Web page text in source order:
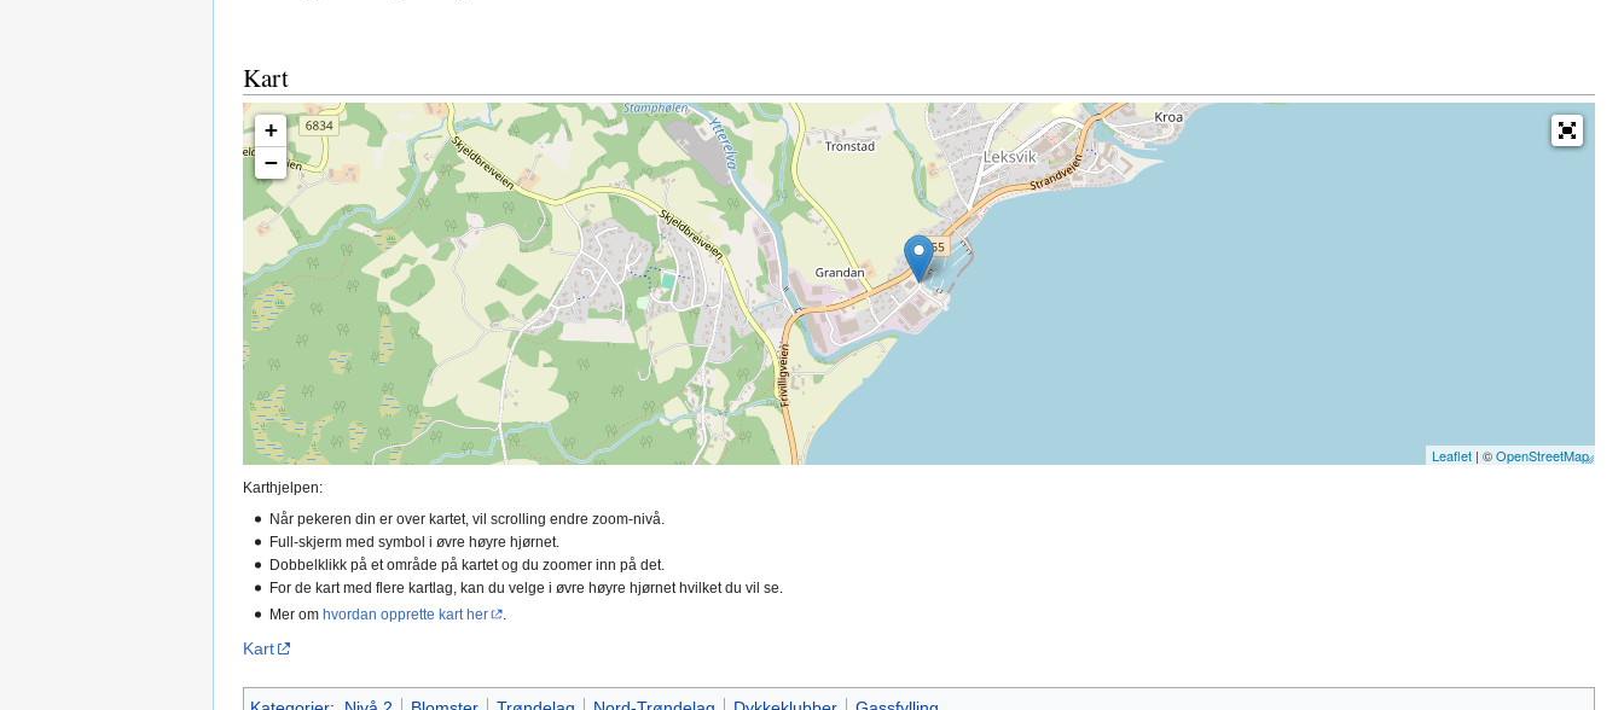
Kart
+
−
Leaflet | ©OpenStreetMap
Karthjelpen:
Når pekeren din er over kartet, vil scrolling endre zoom-nivå.
Full-skjerm med symbol i øvre høyre hjørnet.
Dobbelklikk på et område på kartet og du zoomer inn på det.
For de kart med flere kartlag, kan du velge i øvre høyre hjørnet hvilket du vil se.
Mer om hvordan opprette kart her
Kart